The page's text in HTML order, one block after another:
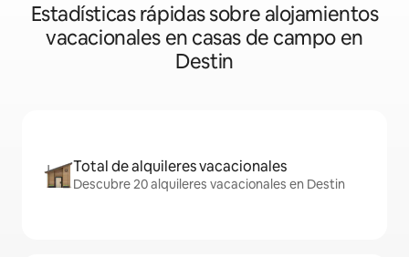
Estadísticas rápidas sobre alojamientos
vacacionales en casas de campo en
Destin
Total de alquileres vacacionales
Descubre 20 alquileres vacacionales en Destin